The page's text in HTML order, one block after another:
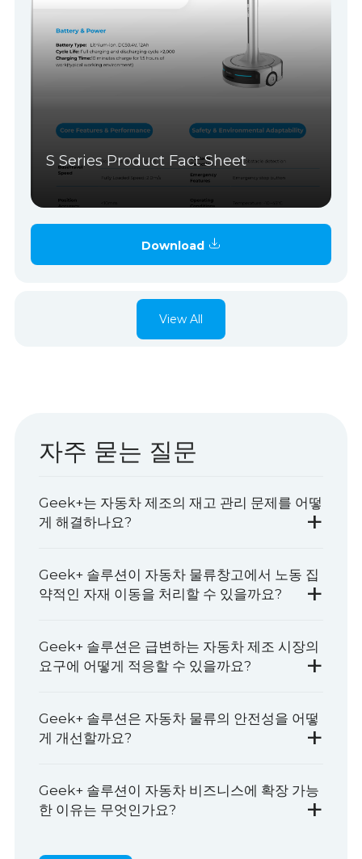
S Series Product Fact Sheet
Download
View All
자주 묻는 질문
Geek+는 자동차 제조의 재고 관리 문제를 어떻
게 해결하나요?
+
Geek+ 솔루션이 자동차 물류창고에서 노동 집
약적인 자재 이동을 처리할 수 있을까요?
+
Geek+ 솔루션은 급변하는 자동차 제조 시장의
요구에 어떻게 적응할 수 있을까요?
+
Geek+ 솔루션은 자동차 물류의 안전성을 어떻
게 개선할까요?
+
Geek+ 솔루션이 자동차 비즈니스에 확장 가능
한 이유는 무엇인가요?
+